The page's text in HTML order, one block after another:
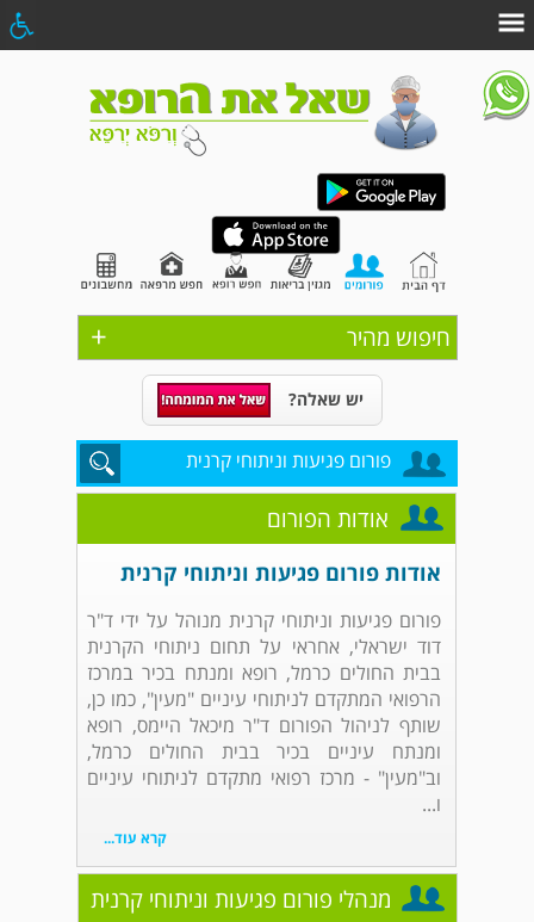
+ חיפוש מהיר
יש שאלה?
פורום פגיעות וניתוחי קרנית
אודות הפורום
אודות פורום פגיעות וניתוחי קרנית
פורום פגיעות וניתוחי קרנית מנוהל על ידי ד"ר
דוד ישראלי, אחראי על תחום ניתוחי הקרנית
בבית החולים כרמל, רופא ומנתח בכיר במרכז
הרפואי המתקדם לניתוחי עיניים "מעין", כמו כן,
שותף לניהול הפורום ד"ר מיכאל היימס, רופא
ומנתח עיניים בכיר בבית החולים כרמל,
וב"מעין" - מרכז רפואי מתקדם לניתוחי עיניים
ו...
קרא עוד...
מנהלי פורום פגיעות וניתוחי קרנית